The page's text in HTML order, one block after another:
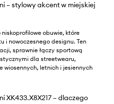
– stylowy akcent w miejskiej
obuwie, które
i nowoczesnego designu. Ten
sprawnie łączy sportową
dla streetwearu,
wiosennych, letnich i jesiennych
XK433.X8X217 – dlaczego